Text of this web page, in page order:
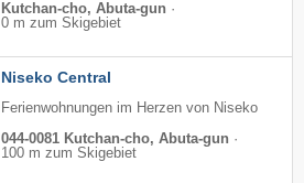
Kutchan-cho, Abuta-gun ·
0 m zum Skigebiet
Niseko Central
Ferienwohnungen im Herzen von Niseko
044-0081 Kutchan-cho, Abuta-gun ·
100 m zum Skigebiet